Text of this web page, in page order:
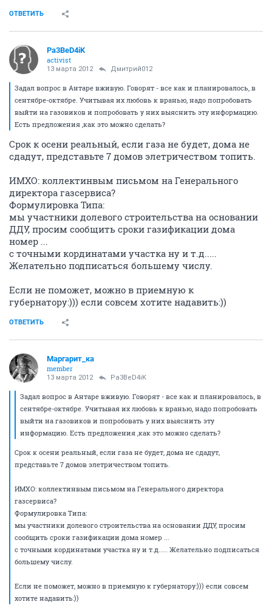
ОТВЕТИТЬ
Pa3BeD4iK
activist
13 марта 2012 Дмитрий012
Задал вопрос в Антаре вживую. Говорят - все как и планировалось, в
сентябре-октябре. Учитывая их любовь к вранью, надо попробовать
выйти на газовиков и попробовать у них выяснить эту информацию.
Есть предложения ,как это можно сделать?
Срок к осени реальный, если газа не будет, дома не
сдадут, представьте 7 домов элетричеством топить.
ИМХО: коллектинвым письмом на Генерального
директора газсервиса?
Формулировка Типа:
мы участники долевого строительства на основании
ДДУ, просим сообщить сроки газификации дома
номер ...
с точными кординатами участка ну и т.д.....
Желательно подписаться большему числу.
Если не поможет, можно в приемную к
губернатору:))) если совсем хотите надавить:))
ОТВЕТИТЬ
Маргарит_ка
member
13 марта 2012 Pa3BeD4iK
Задал вопрос в Антаре вживую. Говорят - все как и планировалось, в
сентябре-октябре. Учитывая их любовь к вранью, надо попробовать
выйти на газовиков и попробовать у них выяснить эту
информацию. Есть предложения ,как это можно сделать?
Срок к осени реальный, если газа не будет, дома не сдадут,
представьте 7 домов элетричеством топить.
ИМХО: коллектинвым письмом на Генерального директора
газсервиса?
Формулировка Типа:
мы участники долевого строительства на основании ДДУ, просим
сообщить сроки газификации дома номер ...
с точными кординатами участка ну и т.д..... Желательно подписаться
большему числу.
Если не поможет, можно в приемную к губернатору:))) если совсем
хотите надавить:))